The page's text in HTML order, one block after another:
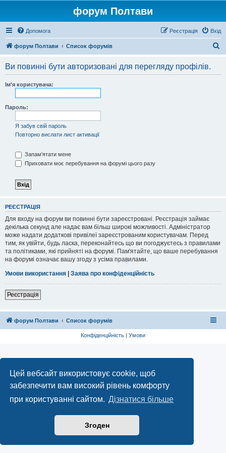
Цей вебсайт використовує cookie, щоб
забезпечити вам високий рівень комфорту
при користуванні сайтом. Дізнатися більше
Згоден
форум Полтави
Допомога Вхід
Реєстрація
форум Полтави Список форумів
Ви повинні бути авторизовані для перегляду профілів.
Ім'я користувача:
Пароль:
Я забув свій пароль
Повторно вислати лист активації
Запам'ятати мене
Приховати моє перебування на форумі цього разу
РЕЄСТРАЦІЯ
Для входу на форум ви повинні бути зареєстровані. Реєстрація займає
декілька секунд але надає вам більш широкі можливості. Адміністратор
може надати додаткові привілеї зареєстрованим користувачам. Перед
тим, як увійти, будь ласка, переконайтесь що ви погоджуєтесь з правилами
та політиками, які прийняті на форумі. Пам'ятайте, що ваше перебування
на форумі означає вашу згоду з усіма правилами.
Умови використання | Заява про конфіденційність
Реєстрація
форум Полтави Список форумів
Конфіденційність | Умови